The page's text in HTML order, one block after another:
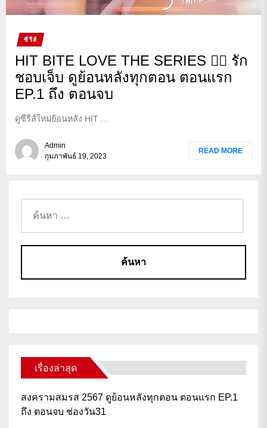
ซีรีส์
HIT BITE LOVE THE SERIES ❤️‍🔥 รัก
ชอบเจ็บ ดูย้อนหลังทุกตอน ตอนแรก
EP.1 ถึง ตอนจบ
ดูซีรีส์ใหม่ย้อนหลัง HIT ...
Admin
กุมภาพันธ์ 19, 2023
READ MORE
เรื่องล่าสุด
สงครามสมรส 2567 ดูย้อนหลังทุกตอน ตอนแรก EP.1
ถึง ตอนจบ ช่องวัน31